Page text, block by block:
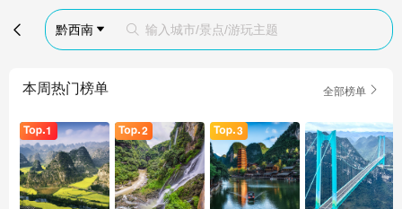
 黔西南   输入城市/景点/游玩主题
本周热门榜单 全部榜单 